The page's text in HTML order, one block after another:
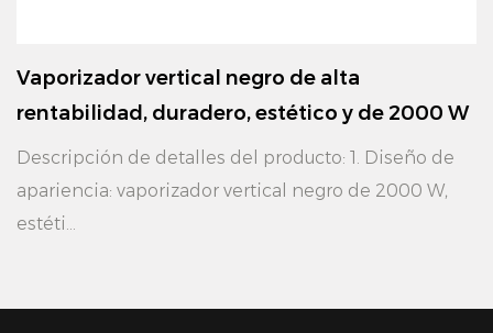
Vaporizador vertical negro de alta
rentabilidad, duradero, estético y de 2000 W
Descripción de detalles del producto: 1. Diseño de
apariencia: vaporizador vertical negro de 2000 W,
estéti...